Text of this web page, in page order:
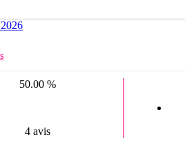
50.00 %
4 avis